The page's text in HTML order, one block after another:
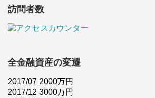
訪問者数
全金融資産の変遷
2017/07 2000万円
2017/12 3000万円